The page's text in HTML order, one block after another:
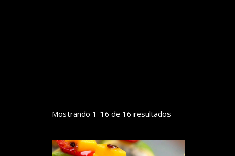
Mostrando 1-16 de 16 resultados